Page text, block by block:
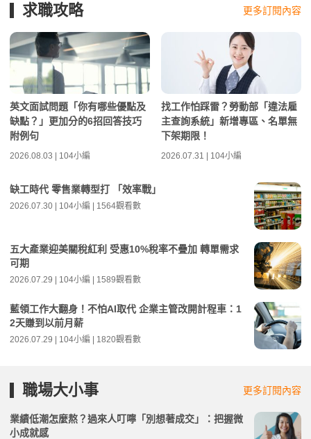
求職攻略 更多訂閱內容
英文面試問題「你有哪些優點及
缺點？」更加分的6招回答技巧
附例句
2026.08.03 | 104小編
找工作怕踩雷？勞動部「違法雇
主查詢系統」新增專區、名單無
下架期限！
2026.07.31 | 104小編
缺工時代 零售業轉型打 「效率戰」
2026.07.30 | 104小編 | 1564觀看數
五大產業迎美關稅紅利 受惠10%稅率不疊加 轉單需求
可期
2026.07.29 | 104小編 | 1589觀看數
藍領工作大翻身！不怕AI取代 企業主管改開計程車：1
2天賺到以前月薪
2026.07.29 | 104小編 | 1820觀看數
職場大小事 更多訂閱內容
業績低潮怎麼熬？過來人叮嚀「別想著成交」：把握微
小成就感